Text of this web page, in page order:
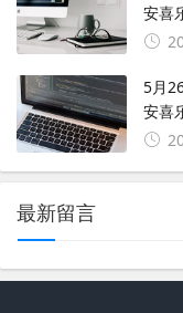
安喜
5月
安喜
最新留言